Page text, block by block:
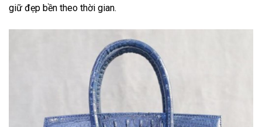
giữ đẹp bền theo thời gian.